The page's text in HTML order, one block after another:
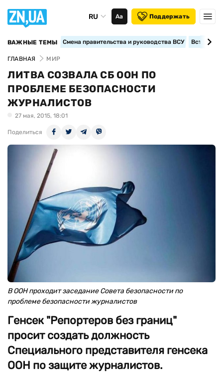
RU Аа Поддержать
ВАЖНЫЕ ТЕМЫ Смена правительства и руководства ВСУ
ГЛАВНАЯ МИР
ЛИТВА СОЗВАЛА СБ ООН ПО
ПРОБЛЕМЕ БЕЗОПАСНОСТИ
ЖУРНАЛИСТОВ
27 мая, 2015, 18:01
Поделиться
В ООН проходит заседание Совета безопасности по
проблеме безопасности журналистов
Генсек "Репортеров без границ"
просит создать должность
Специального представителя генсека
ООН по защите журналистов.